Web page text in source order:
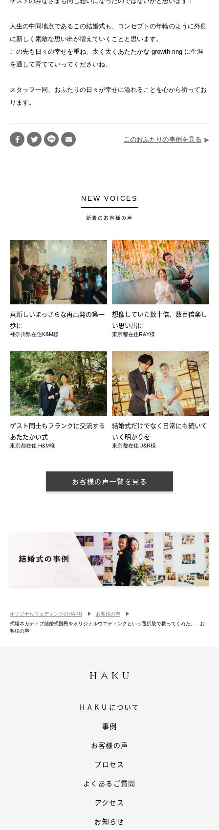
人生の中間地点であるこの結婚式も、コンセプトの年輪のように外側
に新しく素敵な思い出が増えていくことと思います。
この先も日々の幸せを重ね、太く太くあたたかな growth ring に生涯
を通して育てていってくださいね。
スタッフ一同、おふたりの日々が幸せに溢れることを心から祈ってお
ります。
このおふたりの事例を見る
NEW VOICES
新着のお客様の声
真新しいまっさらな再出発の第一
歩に
神奈川県在住K&M様
想像していた数十倍、数百倍楽し
い思い出に
東京都在住R&Y様
ゲスト同士もフランクに交流する
あたたかい式
東京都在住 H&M様
結婚式だけでなく日常にも続いて
いく明かりを
東京都在住 J&R様
お客様の声一覧を見る
オリジナルウェディングのHAKU
お客様の声
式場ネガティブ結婚式難民をオリジナルウエディングという選択肢で救ってくれた。 - お
客様の声
HAKU について
事例
お客様の声
プロセス
よくあるご質問
アクセス
お知らせ